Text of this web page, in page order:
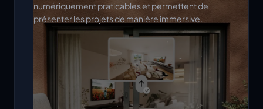
numériquement praticables et permettent de
présenter les projets de manière immersive.